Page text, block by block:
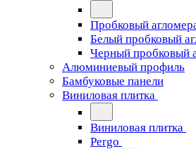
Пробковый
Белый пробковый
Черный пробковый
Алюминиевый профиль
Бамбуковые панели
Виниловая плитка
Виниловая плитка
Pergo